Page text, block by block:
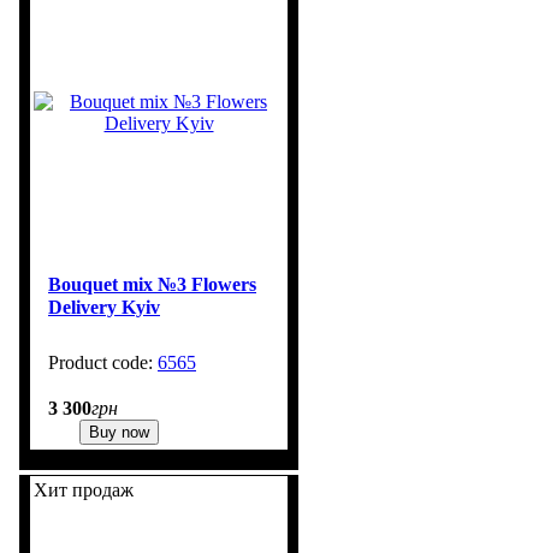
Bouquet mix №3 Flowers
Delivery Kyiv
6565
3 300грн
Buy now
Хит продаж